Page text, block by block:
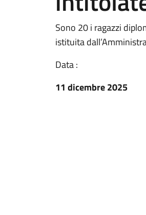
Sono 20 i ragazzi
istituita
Data :
11 dicembre 2025